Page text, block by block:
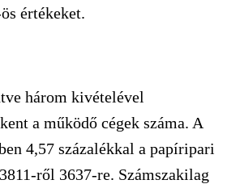
értékeket.
három kivételével
a működő cégek száma. A
4,57 százalékkal a papíripari
ről 3637-re. Számszakilag